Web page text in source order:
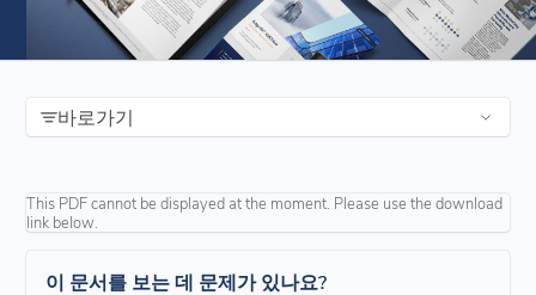
바로가기
This PDF cannot be displayed at the moment. Please use the download
link below.
이 문서를 보는 데 문제가 있나요?